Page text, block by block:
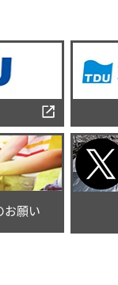
お願い